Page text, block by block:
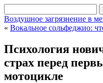
Воздушное загрязнение в
« Вокальное сольфеджио:
Психология
страх перед
мотоцикле